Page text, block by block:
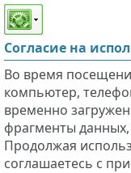
Этот сайт
слабовидящих
Согласие на
Во время
компьютер,
временно
фрагменты
Продолжая
соглашаетесь с